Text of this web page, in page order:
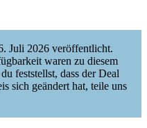
Juli 2026 veröffentlicht.
waren zu diesem
feststellst, dass der Deal
sich geändert hat, teile uns